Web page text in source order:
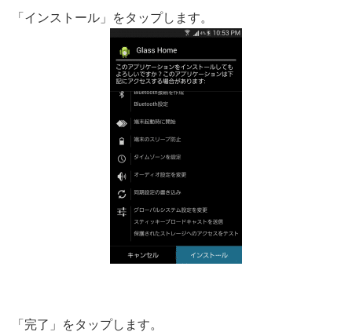
「インストール」をタップします。
「完了」をタップします。